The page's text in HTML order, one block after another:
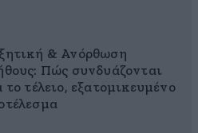
& Ανόρθωση
Πώς συνδυάζονται
το τέλειο, εξατομικευμένο